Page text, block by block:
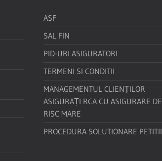
ASF
SAL FIN
PID-URI ASIGURATORI
TERMENI SI CONDITII
MANAGEMENTUL CLIENȚILOR
ASIGURAȚI RCA CU ASIGURARE DE
RISC MARE
PROCEDURA SOLUTIONARE PETITII